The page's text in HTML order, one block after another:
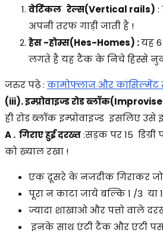
वेर्टिकल रेल्स(Vertical rails) :
अपनी तरफ गाड़ी जाती है !
हेस -होम्स(Hes-Homes) :यह
लगते है यह टैंक के निचे हिस्से
जरुर पढ़े : कामोफ्लाज और कांसिल्मेंट
(iii). इम्प्रोवाइज्ड रोड
ही रोड ब्लॉक इम्प्रोवाइज्ड इसलिए उसे
A . गिराए हुई दरख्त:सड़क पर 15
को ख्याल रखा !
एक दूसरे के नजदीक गिराकर
पूरा न काटा जाये बल्कि 1 /3 या
ज्यादा शाखाओ और पत्तो वाले
इनके साथ एंटी टैंक और एंटी